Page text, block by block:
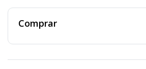
Comprar